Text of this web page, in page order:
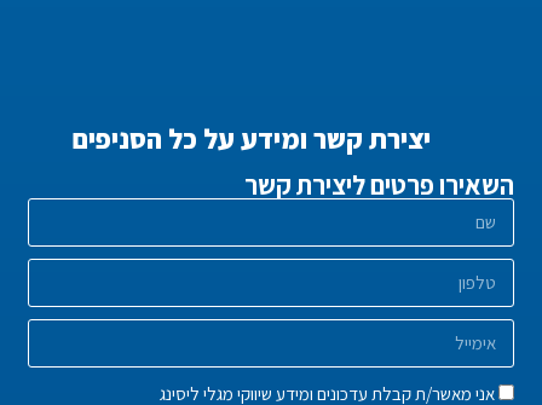
יצירת קשר ומידע על כל הסניפים
השאירו פרטים ליצירת קשר
אני מאשר/ת קבלת עדכונים ומידע שיווקי מגלי ליסינג